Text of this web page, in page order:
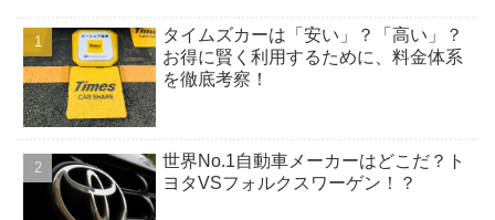
タイムズカーは「安い」？「高い」？
お得に賢く利用するために、料金体系
を徹底考察！
世界No.1自動車メーカーはどこだ？ト
ヨタVSフォルクスワーゲン！？